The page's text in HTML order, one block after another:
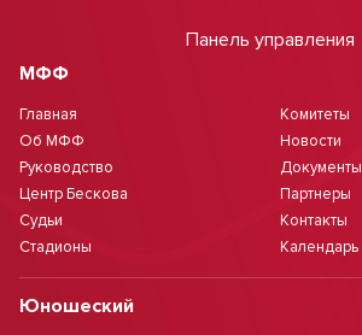
Панель управления
МФФ
Главная
Об МФФ
Руководство
Центр Бескова
Судьи
Стадионы
Комитеты
Новости
Документы
Партнеры
Контакты
Календарь
Юношеский